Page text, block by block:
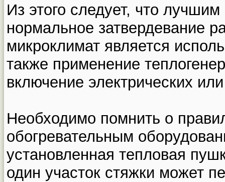
Из этого следует, что
нормальное затвердевание
микроклимат является
также применение
включение электрических
Необходимо помнить о
обогревательным
установленная тепловая
один участок стяжки может